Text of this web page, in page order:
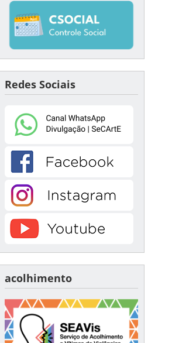
Redes Sociais
acolhimento